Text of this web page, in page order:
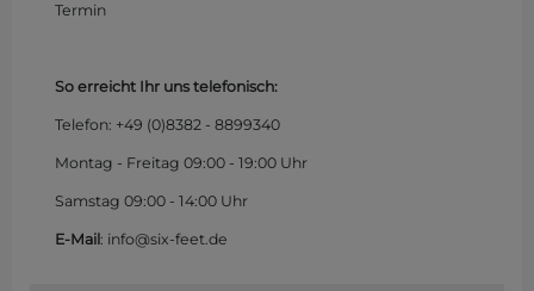
Termin
So erreicht Ihr uns telefonisch:
Telefon: +49 (0)8382 - 8899340
Montag - Freitag 09:00 - 19:00 Uhr
Samstag 09:00 - 14:00 Uhr
E-Mail : info@six-feet.de